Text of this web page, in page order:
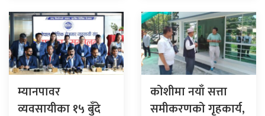
म्यानपावर
व्यवसायीका १५ बुँदे
कोशीमा नयाँ सत्ता
समीकरणको गृहकार्य,